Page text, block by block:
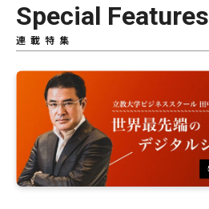
Special Features
連載特集